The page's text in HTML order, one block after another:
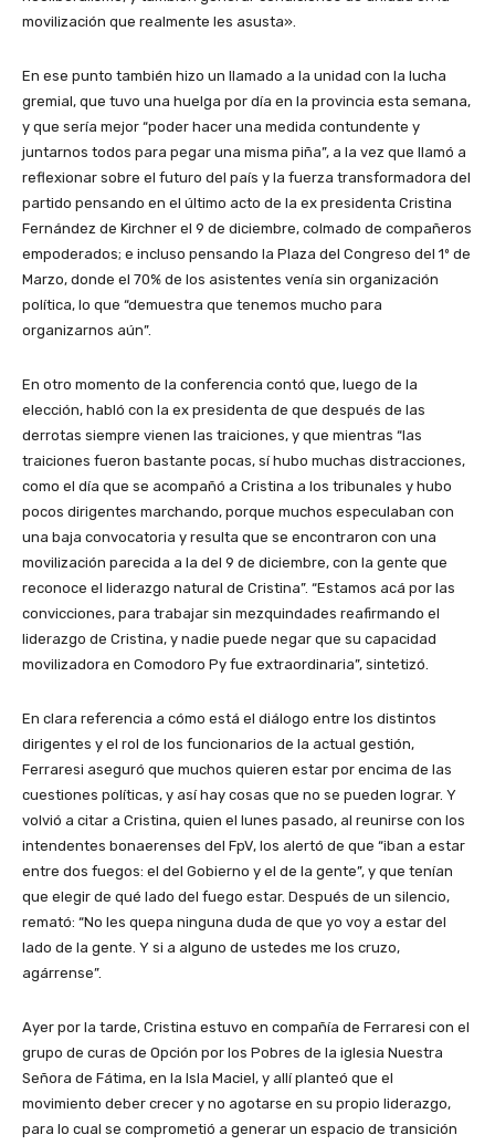
movilización que realmente les asusta».
En ese punto también hizo un llamado a la unidad con la lucha
gremial, que tuvo una huelga por día en la provincia esta semana,
y que sería mejor “poder hacer una medida contundente y
juntarnos todos para pegar una misma piña”, a la vez que llamó a
reflexionar sobre el futuro del país y la fuerza transformadora del
partido pensando en el último acto de la ex presidenta Cristina
Fernández de Kirchner el 9 de diciembre, colmado de compañeros
empoderados; e incluso pensando la Plaza del Congreso del 1º de
Marzo, donde el 70% de los asistentes venía sin organización
política, lo que “demuestra que tenemos mucho para
organizarnos aún”.
En otro momento de la conferencia contó que, luego de la
elección, habló con la ex presidenta de que después de las
derrotas siempre vienen las traiciones, y que mientras “las
traiciones fueron bastante pocas, sí hubo muchas distracciones,
como el día que se acompañó a Cristina a los tribunales y hubo
pocos dirigentes marchando, porque muchos especulaban con
una baja convocatoria y resulta que se encontraron con una
movilización parecida a la del 9 de diciembre, con la gente que
reconoce el liderazgo natural de Cristina”. “Estamos acá por las
convicciones, para trabajar sin mezquindades reafirmando el
liderazgo de Cristina, y nadie puede negar que su capacidad
movilizadora en Comodoro Py fue extraordinaria”, sintetizó.
En clara referencia a cómo está el diálogo entre los distintos
dirigentes y el rol de los funcionarios de la actual gestión,
Ferraresi aseguró que muchos quieren estar por encima de las
cuestiones políticas, y así hay cosas que no se pueden lograr. Y
volvió a citar a Cristina, quien el lunes pasado, al reunirse con los
intendentes bonaerenses del FpV, los alertó de que “iban a estar
entre dos fuegos: el del Gobierno y el de la gente”, y que tenían
que elegir de qué lado del fuego estar. Después de un silencio,
remató: “No les quepa ninguna duda de que yo voy a estar del
lado de la gente. Y si a alguno de ustedes me los cruzo,
agárrense”.
Ayer por la tarde, Cristina estuvo en compañía de Ferraresi con el
grupo de curas de Opción por los Pobres de la iglesia Nuestra
Señora de Fátima, en la Isla Maciel, y allí planteó que el
movimiento deber crecer y no agotarse en su propio liderazgo,
para lo cual se comprometió a generar un espacio de transición